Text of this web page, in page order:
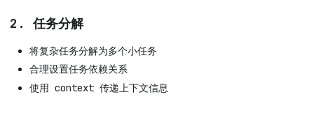
2. 任务分解
将复杂任务分解为多个小任务
合理设置任务依赖关系
使用 context 传递上下文信息